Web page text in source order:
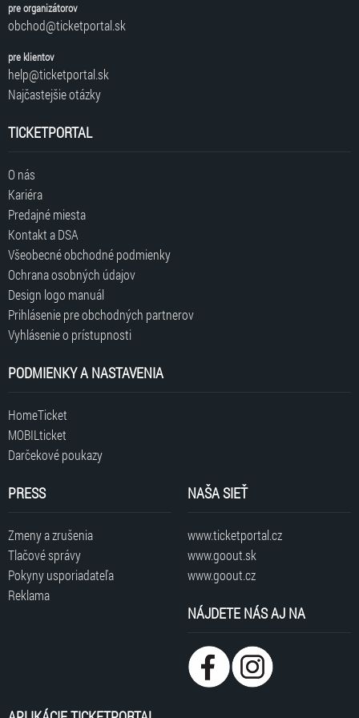
pre organizátorov
obchod@ticketportal.sk
pre klientov
help@ticketportal.sk
Najčastejšie otázky
TICKETPORTAL
O nás
Kariéra
Predajné miesta
Kontakt a DSA
Všeobecné obchodné podmienky
Ochrana osobných údajov
Design logo manuál
Prihlásenie pre obchodných partnerov
Vyhlásenie o prístupnosti
PODMIENKY A NASTAVENIA
HomeTicket
MOBILticket
Darčekové poukazy
PRESS
Zmeny a zrušenia
Tlačové správy
Pokyny usporiadateľa
Reklama
NAŠA SIEŤ
www.ticketportal.cz
www.goout.sk
www.goout.cz
NÁJDETE NÁS AJ NA